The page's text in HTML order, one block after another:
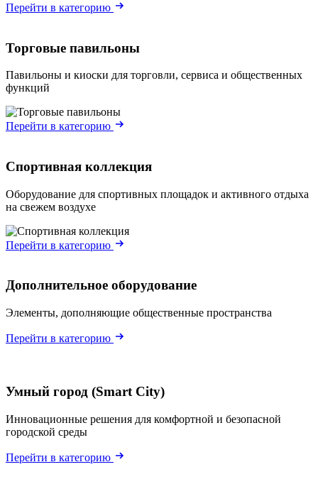
Перейти в категорию
Торговые павильоны
Павильоны и киоски для торговли, сервиса и общественных
функций
Перейти в категорию
Спортивная коллекция
Оборудование для спортивных площадок и активного отдыха
на свежем воздухе
Перейти в категорию
Дополнительное оборудование
Элементы, дополняющие общественные пространства
Перейти в категорию
Умный город (Smart City)
Инновационные решения для комфортной и безопасной
городской среды
Перейти в категорию